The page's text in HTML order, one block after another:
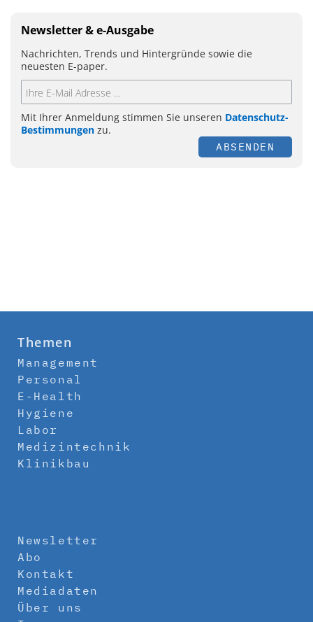
Newsletter & e-Ausgabe
Nachrichten, Trends und Hintergründe sowie die
neuesten E-paper.
Mit Ihrer Anmeldung stimmen Sie unseren Datenschutz-
Bestimmungen zu.
ABSENDEN
Themen
Management
Personal
E-Health
Hygiene
Labor
Medizintechnik
Klinikbau
Newsletter
Abo
Kontakt
Mediadaten
Über uns